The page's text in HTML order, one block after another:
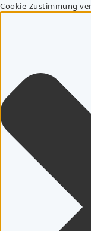
Cookie-Zustimmung